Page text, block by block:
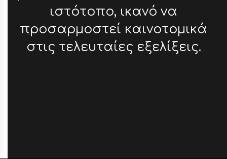
ιστότοπο, ικανό να
προσαρμοστεί καινοτομικά
στις τελευταίες εξελίξεις.